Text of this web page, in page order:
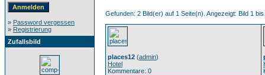
» Password vergessen
» Registrierung
Zufallsbild
Gefunden: 2 Bild(er) auf 1 Seite(n). Angezeigt: Bild 1 bis
places12 (admin)
Hotel
Kommentare: 0